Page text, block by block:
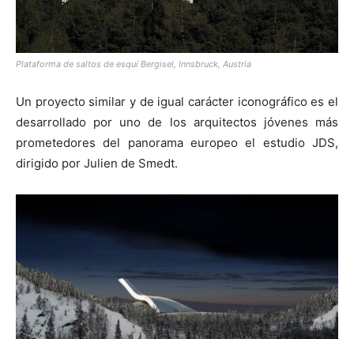
Plataforma de saltos de esquí Bergisel, Innsbruck, Austria
Un proyecto similar y de igual carácter iconográfico es el
desarrollado por uno de los arquitectos jóvenes más
prometedores del panorama europeo el estudio JDS,
dirigido por Julien de Smedt.